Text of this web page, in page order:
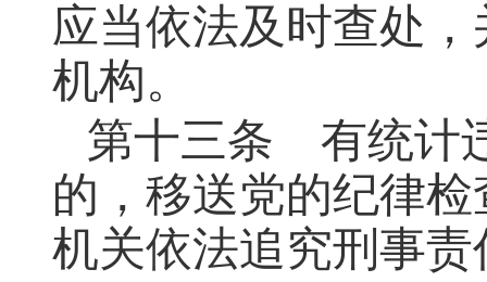
应当依法及时查处
机构。
第十三条 有统计
的，移送党的纪律
机关依法追究刑事责